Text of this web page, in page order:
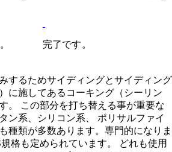
完了です。
するためサイディングとサイディング
に施してあるコーキング（シーリン
。 この部分を打ち替える事が重要な
ン系、シリコン系、 ポリサルファイ
種類が多数あります。専門的になりま
格も定められています。 どれも使用